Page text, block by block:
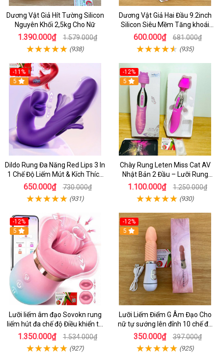
Dương Vật Giả Hít Tường Silicon
Nguyên Khối 2,5kg Cho Nữ
1.390.000₫ 1.579.000₫
(938)
Dương Vật Giả Hai Đầu 9.2inch
Silicon Siêu Mềm Tăng khoái
Cảm Đôi Đỉnh Cao
600.000₫ 681.000₫
(935)
-11%
5
Dildo Rung Đa Năng Red Lips 3 In
1 Chế Độ Liếm Mút & Kích Thích
Điểm G
650.000₫ 730.000₫
(931)
-12%
5
Chày Rung Leten Miss Cat AV
Nhật Bản 2 Đầu – Lưỡi Rung
Siêu Mạnh Kết Hợp Sưởi Ấm Cho
Nữ Sung Sướng
1.100.000₫ 1.250.000₫
(930)
-12%
5
Lưỡi liếm âm đạo Sovokn rung
liếm hút đa chế độ Điều khiển từ
xa qua app
1.350.000₫ 1.534.000₫
(927)
-12%
5
Lưỡi Liếm Điểm G Âm Đạo Cho
nữ tự sướng lên đỉnh 10 chế độ
rung giá tốt
350.000₫ 397.000₫
(925)